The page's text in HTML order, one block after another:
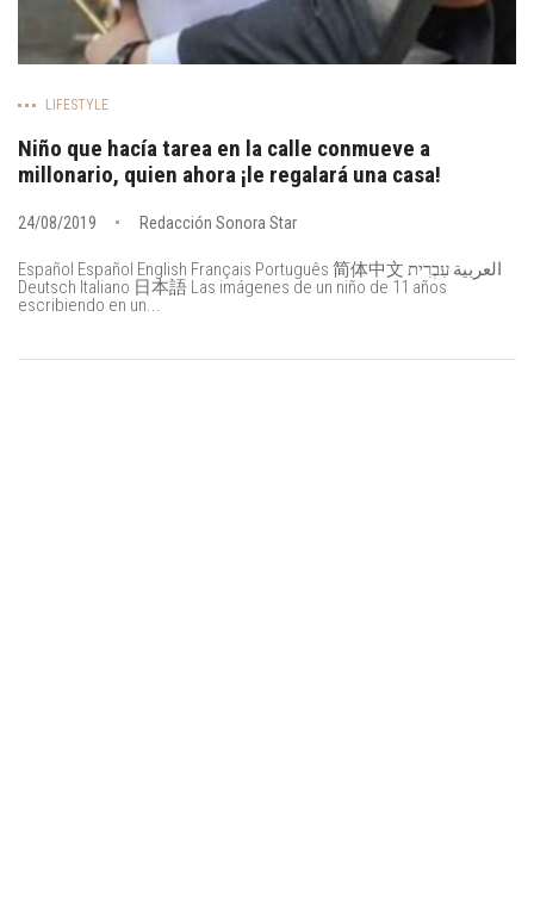
LIFESTYLE
Niño que hacía tarea en la calle conmueve a
millonario, quien ahora ¡le regalará una casa!
24/08/2019 Redacción Sonora Star
Español Español English Français Português 简体中文 العربية עִבְרִית
Deutsch Italiano 日本語 Las imágenes de un niño de 11 años
escribiendo en un...